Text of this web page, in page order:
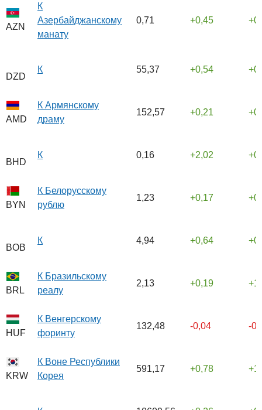
AZN
К
Азербайджанскому
манату
0,71 0,45
DZD
К 55,37 0,54
AMD
К Армянскому
драму
152,57 0,21
BHD
К 0,16 2,02
BYN
К Белорусскому
рублю
1,23 0,17
BOB
К 4,94 0,64
BRL
К Бразильскому
реалу
2,13 0,19
HUF
К Венгерскому
форинту
132,48 -0,04 -
KRW
К Воне Республики
Корея
591,17 0,78